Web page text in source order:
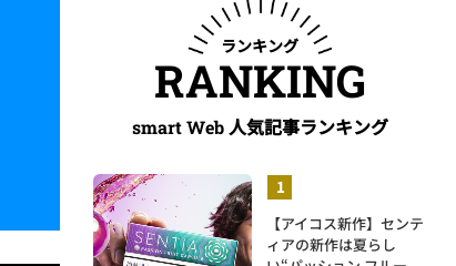
ランキング
RANKING
smart Web人気記事ランキング
【アイコス新作】センテ
ィアの新作は夏らし